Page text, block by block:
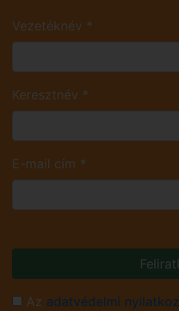
Vezetéknév *
Keresztnév *
E-mail cím *
Az adatvédelmi